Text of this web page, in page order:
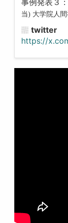
事例発表３：
当) 大学院人
twitter
https://